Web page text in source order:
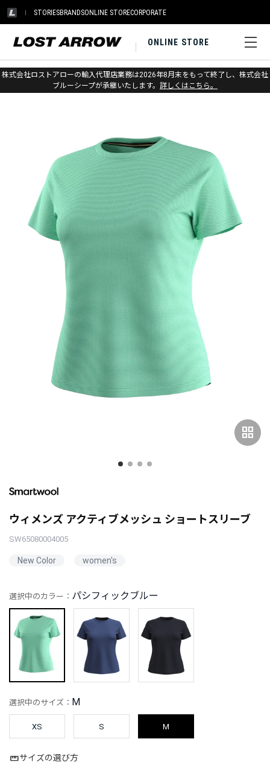
STORIESBRANDSONLINE STORECORPORATE
ONLINE STORE
株式会社ロストアローの輸入代理店業務は2026年8月末をもって終了し、株式会社
ブルーシープが承継いたします。 詳しくはこちら。
ホーム > スマートウール > アパレル > アクティブ
grid_view
ウィメンズ アクティブメッシュ ショートスリーブ
SW65080004005
New Color women's
選択中のカラー： パシフィックブルー
選択中のサイズ： M
XS S M
サイズの選び方